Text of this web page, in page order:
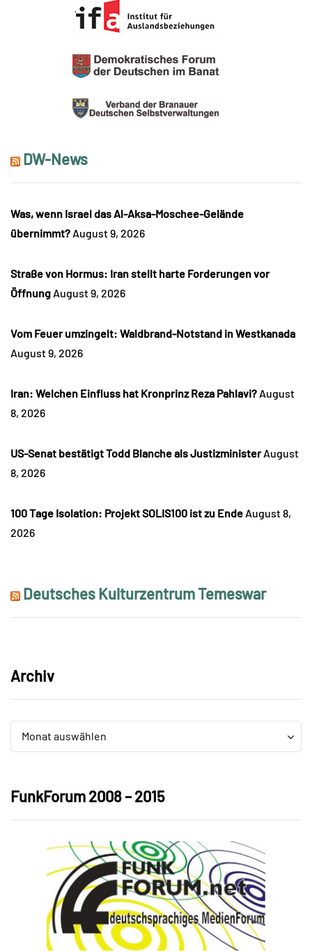
DW-News
Was, wenn Israel das Al-Aksa-Moschee-Gelände
übernimmt? August 9, 2026
Straße von Hormus: Iran stellt harte Forderungen vor
Öffnung August 9, 2026
Vom Feuer umzingelt: Waldbrand-Notstand in Westkanada
August 9, 2026
Iran: Welchen Einfluss hat Kronprinz Reza Pahlavi? August
8, 2026
US-Senat bestätigt Todd Blanche als Justizminister August
8, 2026
100 Tage Isolation: Projekt SOLIS100 ist zu Ende August 8,
2026
Deutsches Kulturzentrum Temeswar
Archiv
Archiv
Monat auswählen
Archiv
FunkForum 2008 – 2015